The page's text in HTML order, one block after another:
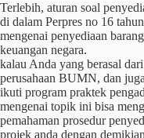
Terlebih, aturan soal
di dalam Perpres no 16
mengenai penyediaan
keuangan negara.
kalau Anda yang berasal
perusahaan BUMN, dan
ikuti program praktek
mengenai topik ini bisa
pemahaman prosedur
projek anda dengan